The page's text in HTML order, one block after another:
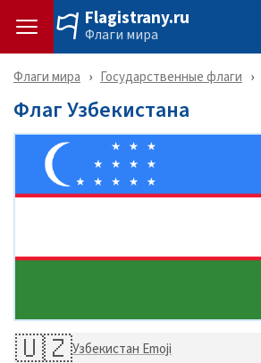
Flagistrany.ru
Флаги мира
Флаги мира Государственные флаги
Флаг Узбекистана
🇺🇿Узбекистан Emoji